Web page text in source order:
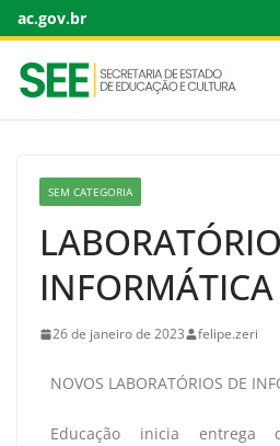
ac.gov.br
SEM CATEGORIA
INFORMÁTICA
26 de janeiro de 2023 felipe.zeri
NOVOS LABORATÓRIOS DE
Educação inicia entrega